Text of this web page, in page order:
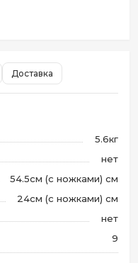
Доставка
5.6кг
нет
54.5см (с ножками) см
24см (с ножками) см
нет
9